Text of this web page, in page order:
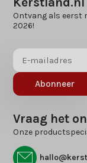
Ontvang als eerst
2026!
Abonneer
Vraag het
Onze